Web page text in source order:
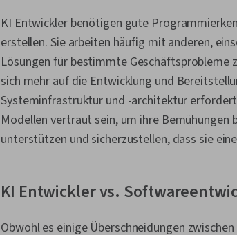
KI Entwickler benötigen gute
erstellen. Sie arbeiten häufig mit anderen,
Lösungen für bestimmte Geschäftsprobleme
sich mehr auf die Entwicklung und
Systeminfrastruktur und -architektur
Modellen vertraut sein, um ihre
unterstützen und sicherzustellen, dass sie
KI Entwickler vs.
Obwohl es einige Überschneidungen